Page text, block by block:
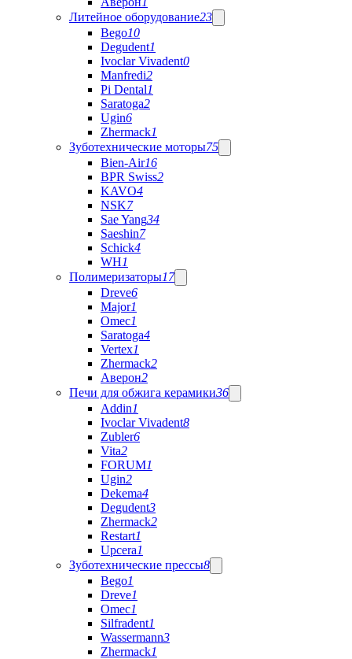
Литейное оборудование23
Bego10
Degudent1
Ivoclar Vivadent0
Manfredi2
Pi Dental1
Saratoga2
Ugin6
Zhermack1
Зуботехнические моторы75
Bien-Air16
BPR Swiss2
KAVO4
NSK7
Sae Yang34
Saeshin7
Schick4
WH1
Полимеризаторы17
Dreve6
Major1
Omec1
Saratoga4
Vertex1
Zhermack2
Аверон2
Печи для обжига керамики36
Addin1
Ivoclar Vivadent8
Zubler6
Vita2
FORUM1
Ugin2
Dekema4
Degudent3
Zhermack2
Restart1
Upcera1
Зуботехнические прессы8
Bego1
Dreve1
Omec1
Silfradent1
Wassermann3
Zhermack1